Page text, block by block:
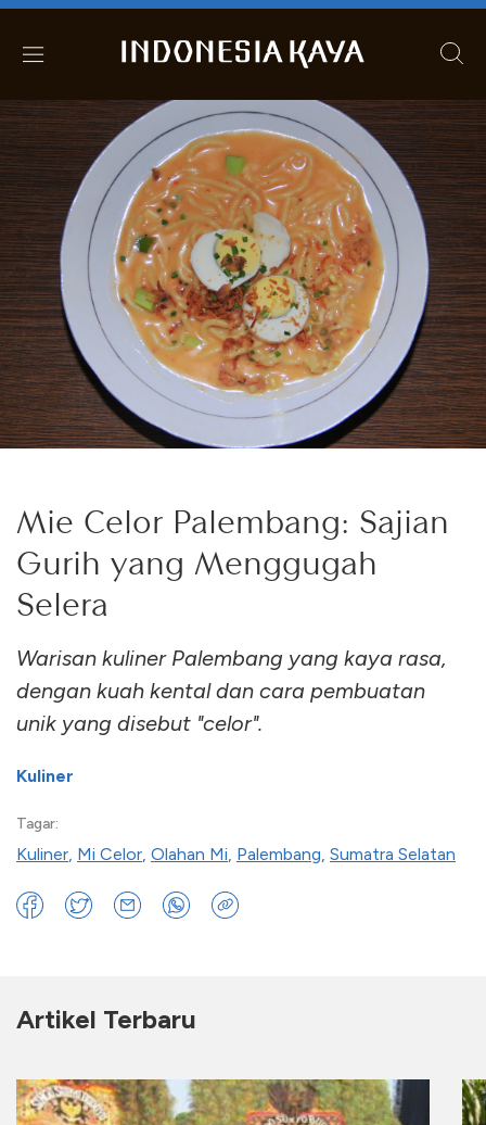
Mie Celor Palembang: Sajian
Gurih yang Menggugah
Selera
Warisan kuliner Palembang yang kaya rasa,
dengan kuah kental dan cara pembuatan
unik yang disebut "celor".
Kuliner
Tagar:
Kuliner, Mi Celor, Olahan Mi, Palembang, Sumatra Selatan
Artikel Terbaru